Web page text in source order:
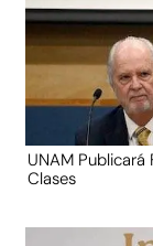
UNAM
Clases